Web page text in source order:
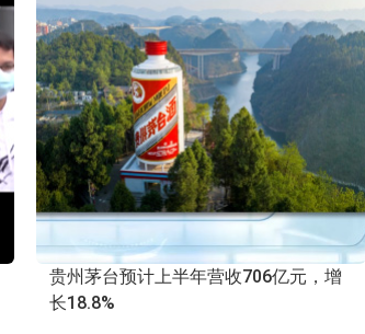
贵州茅台预计上半年营收706亿元，增
长18.8%